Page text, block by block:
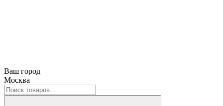
Ваш город
Москва